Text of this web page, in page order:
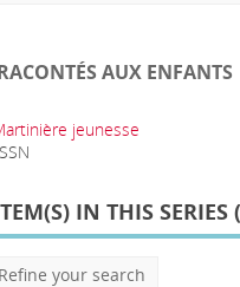
AUX ENFANTS
jeunesse
IN THIS SERIES (
Refine your search